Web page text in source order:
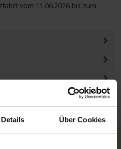
Details Über Cookies
vom 11.06.2026 bis zum